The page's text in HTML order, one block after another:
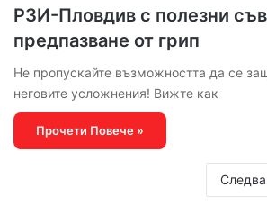
РЗИ-Пловдив с полезни
предпазване от грип
Не пропускайте възможността да се
неговите усложнения! Вижте как
Прочети Повече »